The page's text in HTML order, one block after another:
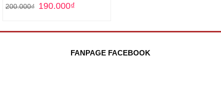
200.000₫ 190.000₫
FANPAGE FACEBOOK